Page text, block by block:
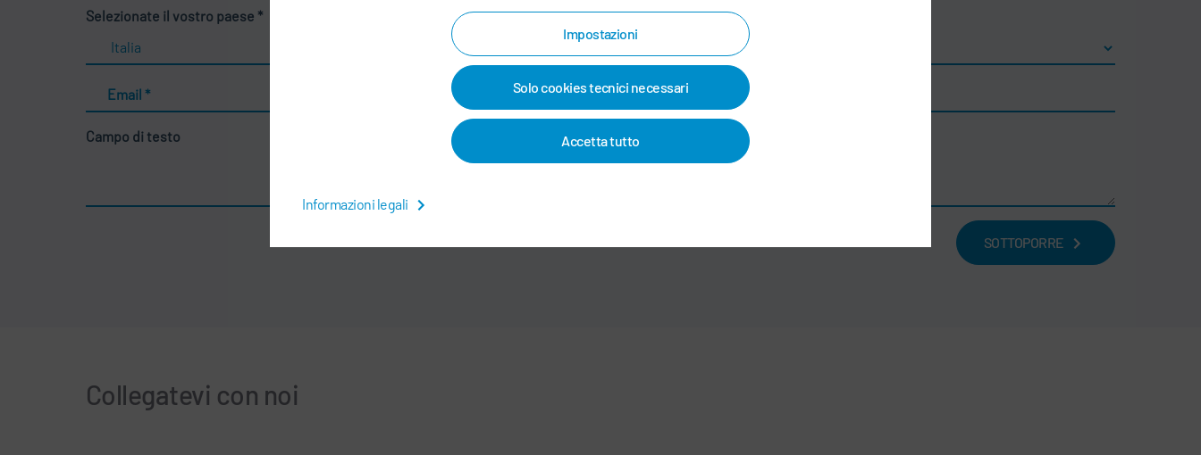
Impostazioni
Solo cookies tecnici necessari
Accetta tutto
Informazioni legali
Selezionate il vostro paese *
Email * Telefono
Campo di testo
SOTTOPORRE
Collegatevi con noi